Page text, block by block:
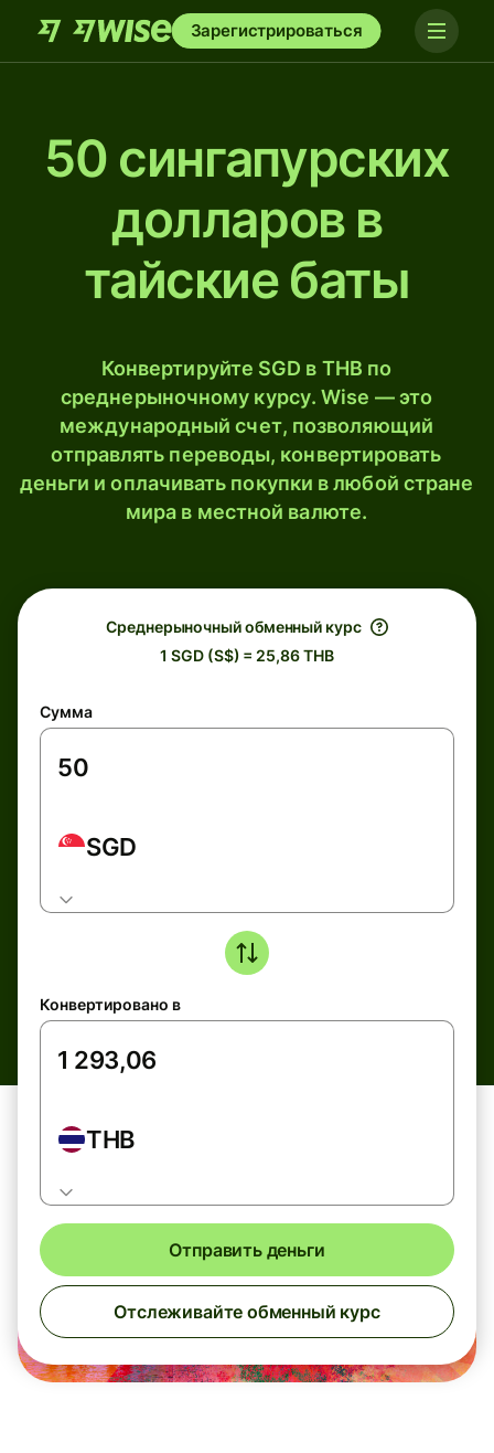
Зарегистрироваться
50 сингапурских
долларов в
тайские баты
Конвертируйте SGD в THB по
среднерыночному курсу. Wise — это
международный счет, позволяющий
отправлять переводы, конвертировать
деньги и оплачивать покупки в любой стране
мира в местной валюте.
Среднерыночный обменный курс
1 SGD (S$) = 25,86 THB
Сумма
SGD
Конвертировано в
THB
Отправить деньги
Отслеживайте обменный курс